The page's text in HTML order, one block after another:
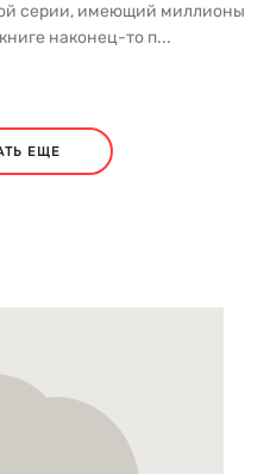
серии, имеющий миллионы
наконец-то п...
ЕЩЕ